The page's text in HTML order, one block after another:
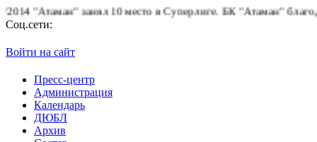
"Атаман" занял 10 место в Суперлиге.БК "Атаман"
Соц.сети:
Войти на сайт
Пресс-центр
Администрация
Календарь
ДЮБЛ
Архив